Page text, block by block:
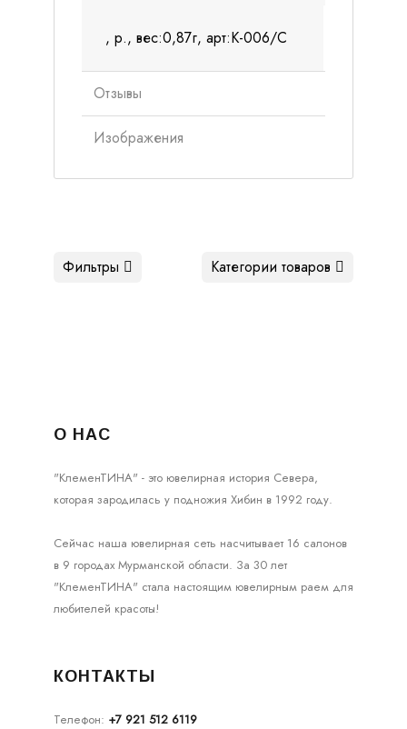
, р., вес:0,87г, арт:К-006/С
Отзывы
Изображения
Категории товаров
Фильтры
О НАС
"КлеменТИНА" - это ювелирная история Севера,
которая зародилась у подножия Хибин в 1992 году.
Сейчас наша ювелирная сеть насчитывает 16 салонов
в 9 городах Мурманской области. За 30 лет
"КлеменТИНА" стала настоящим ювелирным раем для
любителей красоты!
КОНТАКТЫ
Телефон: +7 921 512 6119